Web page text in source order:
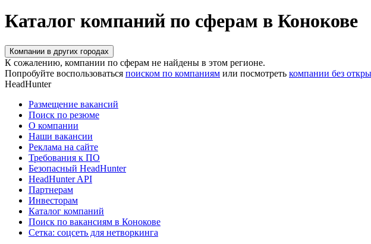
Каталог компаний по сферам в Конокове
Компании в других городах
К сожалению, компании по сферам не найдены в этом регионе.
Попробуйте воспользоваться поиском по компаниям или посмотреть компании без
HeadHunter
Размещение вакансий
Поиск по резюме
О компании
Наши вакансии
Реклама на сайте
Требования к ПО
Безопасный HeadHunter
HeadHunter API
Партнерам
Инвесторам
Каталог компаний
Поиск по вакансиям в Конокове
Сетка: соцсеть для нетворкинга